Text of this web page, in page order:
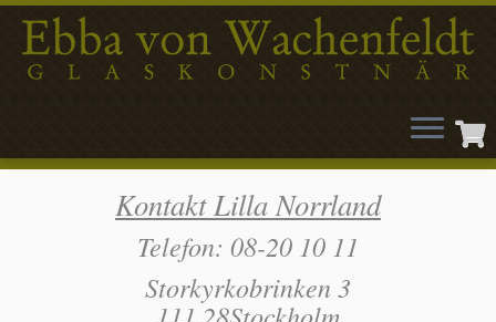
Kontakt Lilla Norrland
Telefon: 08-20 10 11
Storkyrkobrinken 3
111 28Stockholm